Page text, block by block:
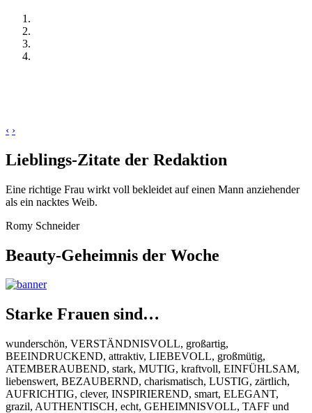
‹ ›
Lieblings-Zitate der Redaktion
Eine richtige Frau wirkt voll bekleidet auf einen Mann anziehender
als ein nacktes Weib.
Romy Schneider
Beauty-Geheimnis der Woche
Starke Frauen sind…
wunderschön, VERSTÄNDNISVOLL, großartig,
BEEINDRUCKEND, attraktiv, LIEBEVOLL, großmütig,
ATEMBERAUBEND, stark, MUTIG, kraftvoll, EINFÜHLSAM,
liebenswert, BEZAUBERND, charismatisch, LUSTIG, zärtlich,
AUFRICHTIG, clever, INSPIRIEREND, smart, ELEGANT,
grazil, AUTHENTISCH, echt, GEHEIMNISVOLL, TAFF und